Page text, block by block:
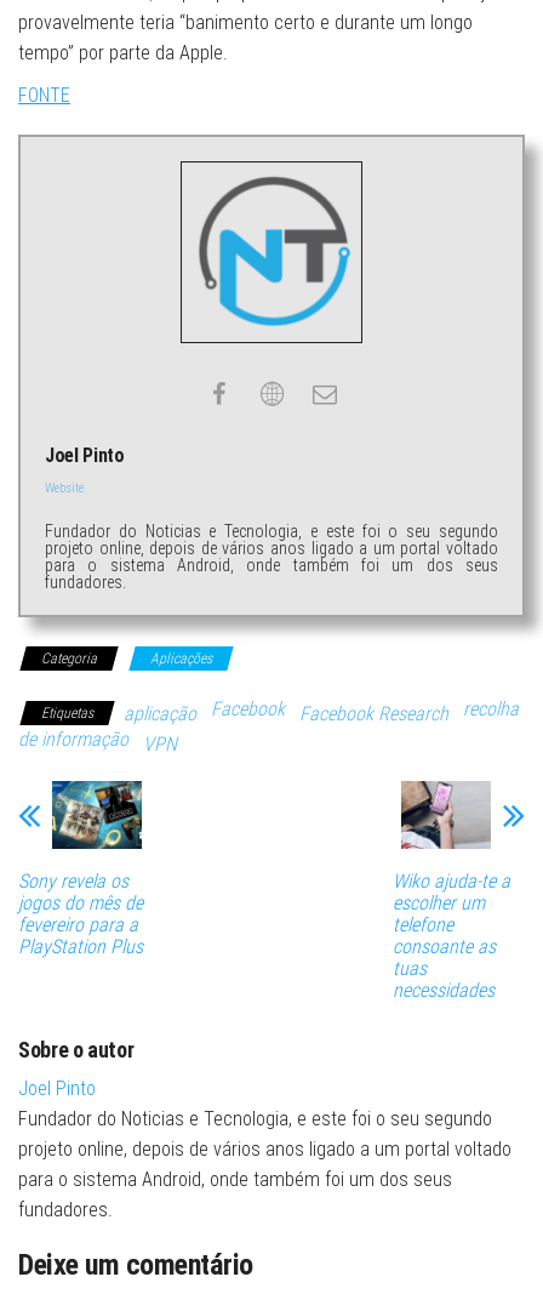
provavelmente teria “banimento certo e durante um longo
tempo” por parte da Apple.
FONTE
Joel Pinto
Website
Fundador do Noticias e Tecnologia, e este foi o seu segundo
projeto online, depois de vários anos ligado a um portal voltado
para o sistema Android, onde também foi um dos seus
fundadores.
Categoria Aplicações
Etiquetas aplicação Facebook Facebook Research
recolha
de informação
VPN
Sony revela os
jogos do mês de
fevereiro para a
PlayStation Plus
Wiko ajuda-te a
escolher um
telefone
consoante as
tuas
necessidades
Sobre o autor
Joel Pinto
Fundador do Noticias e Tecnologia, e este foi o seu segundo
projeto online, depois de vários anos ligado a um portal voltado
para o sistema Android, onde também foi um dos seus
fundadores.
Deixe um comentário